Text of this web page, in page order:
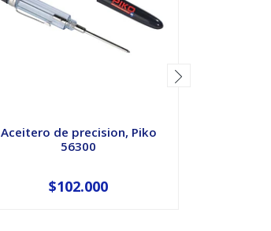
Aceitero de precision, Piko
56300
$102.000